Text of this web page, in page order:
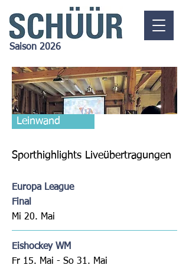
Saison 2026
Leinwand
Sporthighlights Liveübertragungen
Europa League
Final
Mi 20. Mai
Eishockey WM
Fr 15. Mai - So 31. Mai